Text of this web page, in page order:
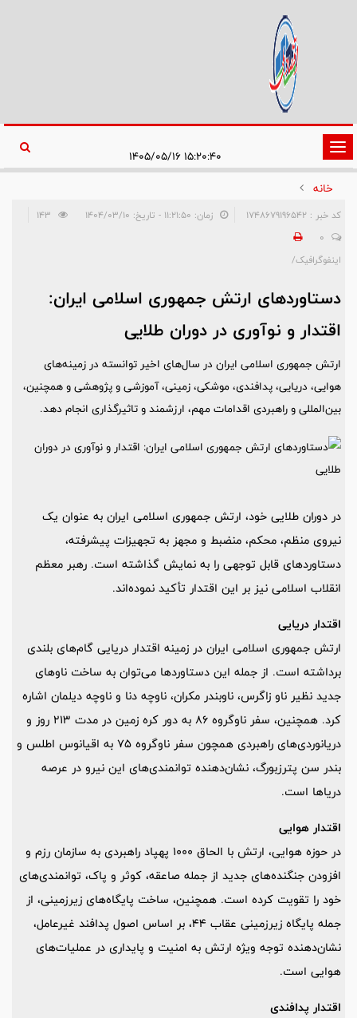
تغییر
وضعیت
ناوبری
خانه
کد خبر : 1748679196542 زمان: ۱۱:۲۱:۵۰ - تاریخ: ۱۴۰۴/۰۳/۱۰
0
اینفوگرافیک/
دستاوردهای ارتش جمهوری اسلامی ایران:
اقتدار و نوآوری در دوران طلایی
ارتش جمهوری اسلامی ایران در سال‌های اخیر توانسته در زمینه‌های
هوایی، دریایی، پدافندی، موشکی، زمینی، آموزشی و پژوهشی و همچنین،
بین‌المللی و راهبردی اقدامات مهم، ارزشمند و تاثیرگذاری انجام دهد.
در دوران طلایی خود، ارتش جمهوری اسلامی ایران به عنوان یک
نیروی منظم، محکم، منضبط و مجهز به تجهیزات پیشرفته،
دستاوردهای قابل توجهی را به نمایش گذاشته است. رهبر معظم
انقلاب اسلامی نیز بر این اقتدار تأکید نموده‌اند.
اقتدار دریایی
ارتش جمهوری اسلامی ایران در زمینه اقتدار دریایی گام‌های بلندی
برداشته است. از جمله این دستاوردها می‌توان به ساخت ناوهای
جدید نظیر ناو زاگرس، ناوبندر مکران، ناوچه دنا و ناوچه دیلمان اشاره
کرد. همچنین، سفر ناوگروه 86 به دور کره زمین در مدت 213 روز و
دریانوردی‌های راهبردی همچون سفر ناوگروه 75 به اقیانوس اطلس و
بندر سن پترزبورگ، نشان‌دهنده توانمندی‌های این نیرو در عرصه
دریاها است.
اقتدار هوایی
در حوزه هوایی، ارتش با الحاق 1000 پهپاد راهبردی به سازمان رزم و
افزودن جنگنده‌های جدید از جمله صاعقه، کوثر و پاک، توانمندی‌های
خود را تقویت کرده است. همچنین، ساخت پایگاه‌های زیرزمینی، از
جمله پایگاه زیرزمینی عقاب 44، بر اساس اصول پدافند غیرعامل،
نشان‌دهنده توجه ویژه ارتش به امنیت و پایداری در عملیات‌های
هوایی است.
اقتدار پدافندی